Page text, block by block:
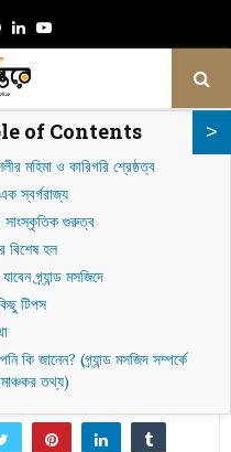
Pinterest
LinkedinYoutube
মহিমা
of Contents
মহিমা ও কারিগরি শ্রেষ্ঠত্ব
এক স্বর্গরাজ্য
সাংস্কৃতিক গুরুত্ব
বিশেষ হল
গ্র্যান্ড মসজিদে
টিপস
কি জানেন? (গ্র্যান্ড মসজিদ সম্পর্কে
তথ্য)